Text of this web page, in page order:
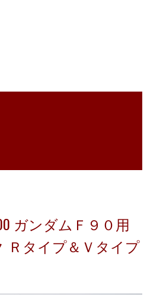
ガンダムＦ９０用
Ｒタイプ＆Ｖタイプ